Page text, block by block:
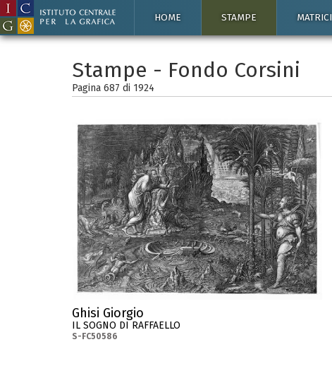
HOME STAMPE MATRICI
Stampe - Fondo Corsini
Pagina 687 di 1924
Ghisi Giorgio
IL SOGNO DI RAFFAELLO
S-FC50586